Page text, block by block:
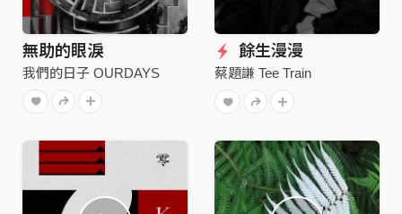
無助的眼淚
我們的日子 OURDAYS
餘生漫漫
蔡題謙 Tee Train